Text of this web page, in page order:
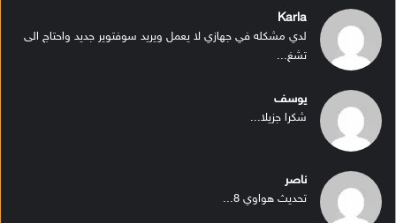
Karla
لدي مشكله في جهازي لا يعمل ويريد سوفتوير جديد واحتاج الى
تشغ...
يوسف
شكرا جزيلا...
ناصر
تحديث هواوي 8...